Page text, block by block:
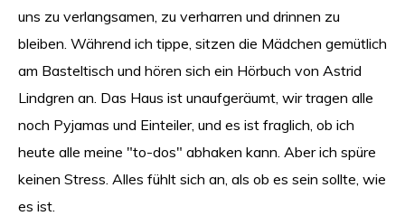
uns zu verlangsamen, zu verharren und drinnen zu
bleiben. Während ich tippe, sitzen die Mädchen gemütlich
am Basteltisch und hören sich ein Hörbuch von Astrid
Lindgren an. Das Haus ist unaufgeräumt, wir tragen alle
noch Pyjamas und Einteiler, und es ist fraglich, ob ich
heute alle meine "to-dos" abhaken kann. Aber ich spüre
keinen Stress. Alles fühlt sich an, als ob es sein sollte, wie
es ist.